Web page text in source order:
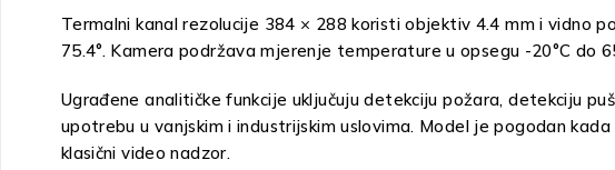
Termalni kanal rezolucije 384 × 288 koristi objektiv 4.4 mm i vidno
75.4°. Kamera podržava mjerenje temperature u opsegu -20°C do
Ugrađene analitičke funkcije uključuju detekciju požara, detekciju
upotrebu u vanjskim i industrijskim uslovima. Model je pogodan
klasični video nadzor.